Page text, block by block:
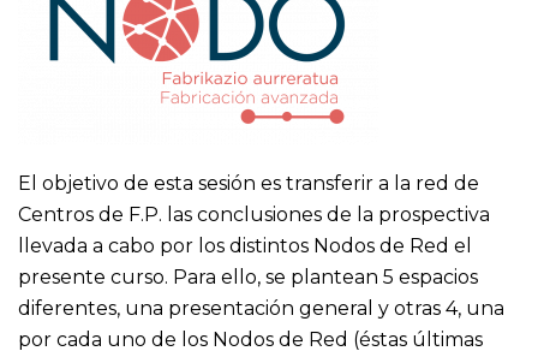
El objetivo de esta sesión es transferir a la red de
Centros de F.P. las conclusiones de la prospectiva
llevada a cabo por los distintos Nodos de Red el
presente curso. Para ello, se plantean 5 espacios
diferentes, una presentación general y otras 4, una
por cada uno de los Nodos de Red (éstas últimas